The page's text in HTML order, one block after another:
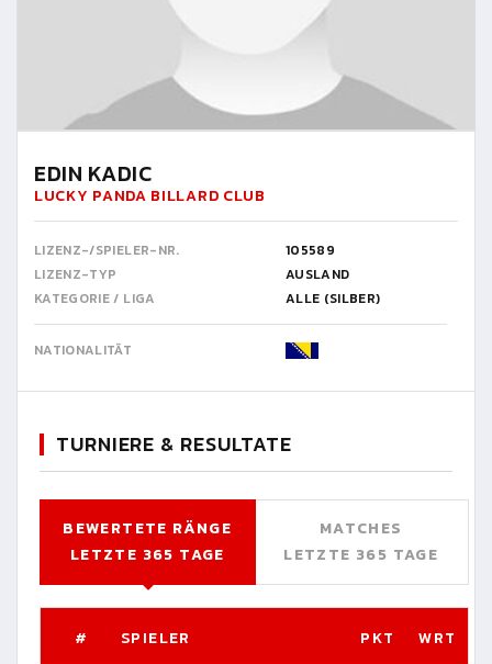
EDIN KADIC
LUCKY PANDA BILLARD CLUB
LIZENZ-/SPIELER-NR.
105589
LIZENZ-TYP
AUSLAND
KATEGORIE / LIGA
ALLE (SILBER)
NATIONALITÄT
TURNIERE & RESULTATE
BEWERTETE RÄNGE
LETZTE 365 TAGE
MATCHES
LETZTE 365 TAGE
# SPIELER PKT WRT